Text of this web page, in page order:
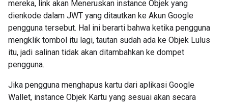
mereka, link akan Meneruskan instance Objek yang
dienkode dalam JWT yang ditautkan ke Akun Google
pengguna tersebut. Hal ini berarti bahwa ketika pengguna
mengklik tombol itu lagi, tautan sudah ada ke Objek Lulus
itu, jadi salinan tidak akan ditambahkan ke dompet
pengguna.
Jika pengguna menghapus kartu dari aplikasi Google
Wallet, instance Objek Kartu yang sesuai akan secara